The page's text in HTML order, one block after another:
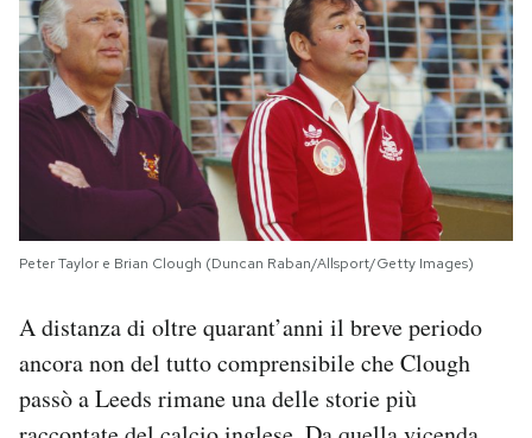
Peter Taylor e Brian Clough (Duncan Raban/Allsport/Getty Images)
A distanza di oltre quarant’anni il breve periodo
ancora non del tutto comprensibile che Clough
passò a Leeds rimane una delle storie più